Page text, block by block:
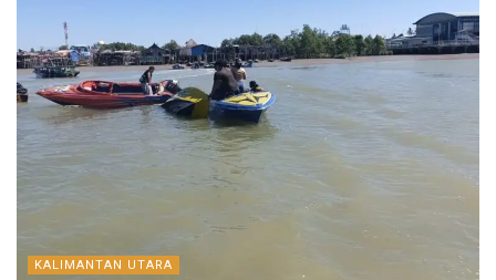
KALIMANTAN UTARA